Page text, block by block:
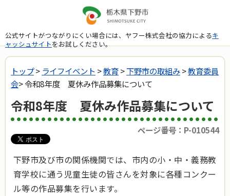
公式サイトがつながりにくい場合には、ヤフー株式会社の協力によるキ
ャッシュサイトをお試しください。
トップ> ライフイベント >教育>下野市の取組み>教育委員
会> 令和8年度 夏休み作品募集について
令和8年度 夏休み作品募集について
ページ番号：P-010544
下野市及び市の関係機関では、市内の小・中・義務教
育学校に通う児童生徒の皆さんを対象に各種コンクー
ル等の作品募集を行います。